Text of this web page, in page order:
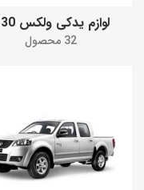
لوازم یدکی ولکس C30
32 محصول